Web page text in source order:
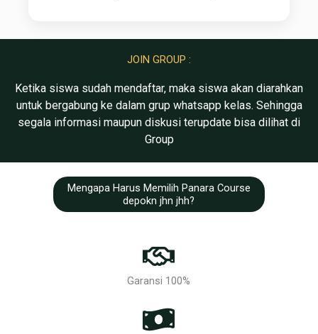
JOIN GROUP :
Ketika siswa sudah mendaftar, maka siswa akan diarahkan
untuk bergabung ke dalam grup whatsapp kelas. Sehingga
segala informasi maupun diskusi terupdate bisa dilihat di
Group
Mengapa Harus Memilih Panara Course
depokn jhn jhh?
Garansi 100%